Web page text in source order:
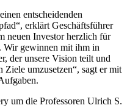
entscheidenden
erklärt Geschäftsführer
neuen Investor herzlich für
Wir gewinnen mit ihm in
der unsere Vision teilt und
Ziele umzusetzen“, sagt er mit
um die Professoren Ulrich S.